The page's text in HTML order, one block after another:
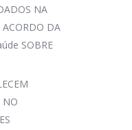
NA
ACORDO DA
SOBRE
NO